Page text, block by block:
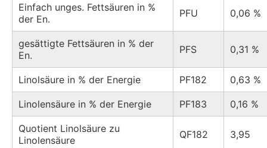
Einfach unges. Fettsäuren in %
der En.
PFU 0,06 %
gesättigte Fettsäuren in % der
En.
PFS 0,31 %
Linolsäure in % der Energie PF182 0,63 %
Linolensäure in % der Energie PF183 0,16 %
Quotient Linolsäure zu
Linolensäure
QF182 3,95